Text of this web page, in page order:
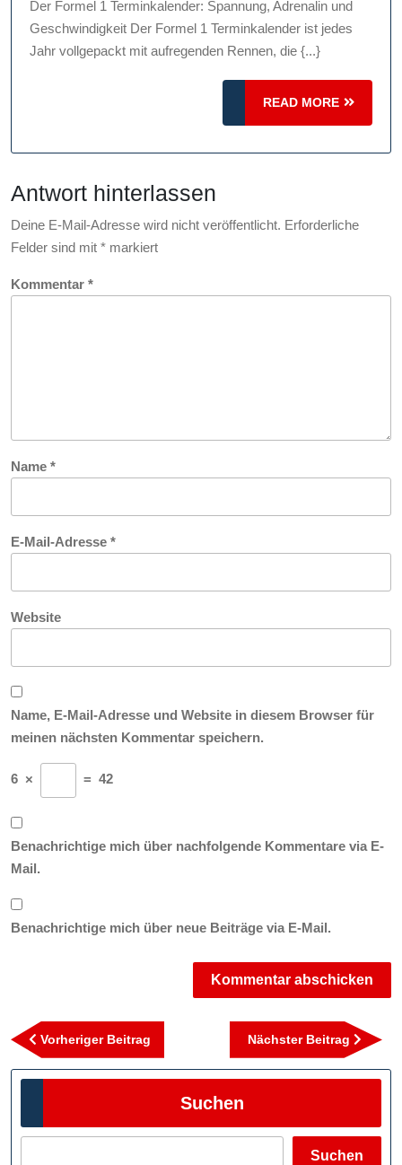
1
Terminkalender:
Spannung,
Adrenalin
Geschwindigkeit
Der Formel 1 Terminkalender: Spannung, Adrenalin und
Geschwindigkeit Der Formel 1 Terminkalender ist jedes
Jahr vollgepackt mit aufregenden Rennen, die {...}
READ MORE
READ
MORE
Antwort hinterlassen
Deine E-Mail-Adresse wird nicht veröffentlicht. Erforderliche
Felder sind mit * markiert
Kommentar *
Name *
E-Mail-Adresse *
Website
Name, E-Mail-Adresse und Website in diesem Browser für
meinen nächsten Kommentar speichern.
6 × = 42
Benachrichtige mich über nachfolgende Kommentare via E-
Mail.
Benachrichtige mich über neue Beiträge via E-Mail.
Beitragsnavigation
Vorheriger Beitrag
Beitrag
Nächster Beitrag
Suchen
Suchen